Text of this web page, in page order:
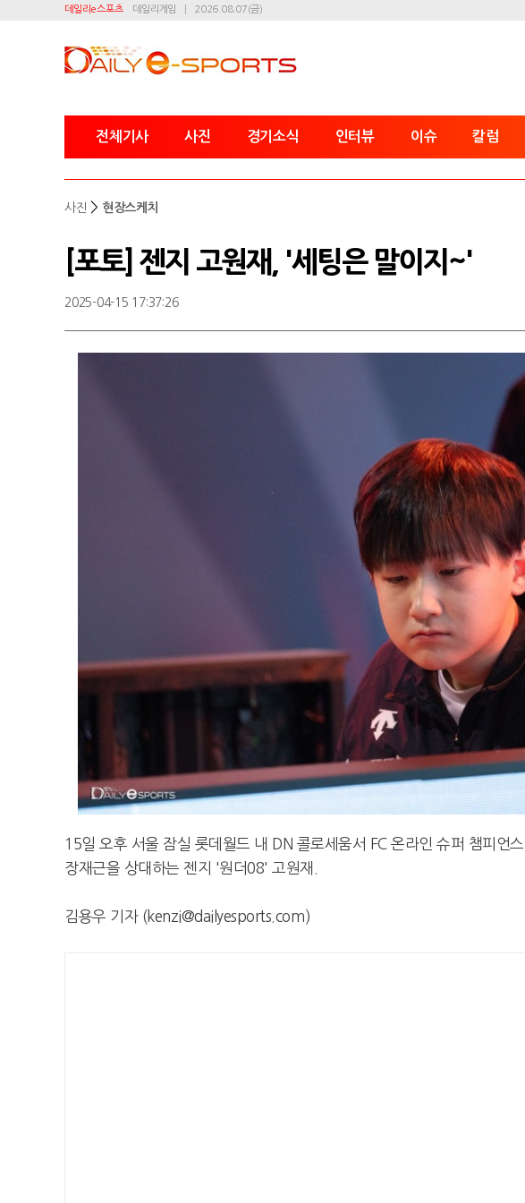
데일리e스포츠 데일리게임 2026.08.07(금)
전체기사 사진 경기소식 인터뷰 이슈 칼럼
사진 > 현장스케치
[포토] 젠지 고원재, '세팅은 말이지~'
2025-04-15 17:37:26
15일 오후 서울 잠실 롯데월드 내 DN 콜로세움서 FC 온라인 슈퍼 챔피언
장재근을 상대하는 젠지 '원더08' 고원재.
김용우 기자 (kenzi@dailyesports.com)